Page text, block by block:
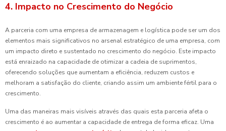
4. Impacto no Crescimento do Negócio
A parceria com uma empresa de armazenagem e logística pode ser um dos
elementos mais significativos no arsenal estratégico de uma empresa, com
um impacto direto e sustentado no crescimento do negócio. Este impacto
está enraizado na capacidade de otimizar a cadeia de suprimentos,
oferecendo soluções que aumentam a eficiência, reduzem custos e
melhoram a satisfação do cliente, criando assim um ambiente fértil para o
crescimento.
Uma das maneiras mais visíveis através das quais esta parceria afeta o
crescimento é ao aumentar a capacidade de entrega de forma eficaz. Uma